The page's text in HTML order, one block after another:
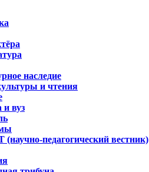
наследие
и чтения
вуз
педагогический вестник)